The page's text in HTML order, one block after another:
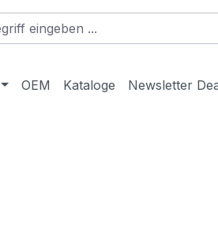
OEM Kataloge Newsletter